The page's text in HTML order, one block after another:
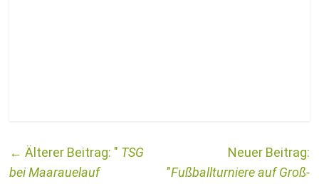
←
TSG
bei Maarauelauf
Fußballturniere auf Groß-